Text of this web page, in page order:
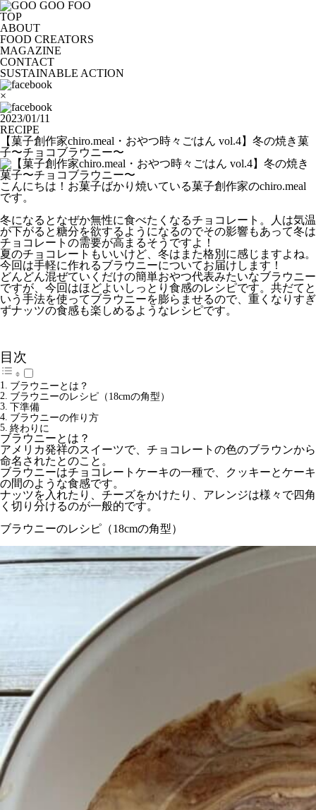
TOP
ABOUT
FOOD CREATORS
MAGAZINE
CONTACT
SUSTAINABLE ACTION
×
2023/01/11
RECIPE
【菓子創作家chiro.meal・おやつ時々ごはん vol.4】冬の焼き菓
子〜チョコブラウニー〜
こんにちは！お菓子ばかり焼いている菓子創作家のchiro.meal
です。
冬になるとなぜか無性に食べたくなるチョコレート。人は気温
が下がると糖分を欲するようになるのでその影響もあって冬は
チョコレートの需要が高まるそうですよ！
夏のチョコレートもいいけど、冬はまた格別に感じますよね。
今回は手軽に作れるブラウニーについてお届けします！
どんどん混ぜていくだけの簡単おやつ代表みたいなブラウニー
ですが、今回はほどよいしっとり食感のレシピです。共だてと
いう手法を使ってブラウニーを膨らませるので、重くなりすぎ
ずナッツの食感も楽しめるようなレシピです。
目次
ブラウニーとは？
ブラウニーのレシピ（18cmの角型）
下準備
ブラウニーの作り方
終わりに
ブラウニーとは？
アメリカ発祥のスイーツで、チョコレートの色のブラウンから
命名されたとのこと。
ブラウニーはチョコレートケーキの一種で、クッキーとケーキ
の間のような食感です。
ナッツを入れたり、チーズをかけたり、アレンジは様々で四角
く切り分けるのが一般的です。
ブラウニーのレシピ（18cmの角型）